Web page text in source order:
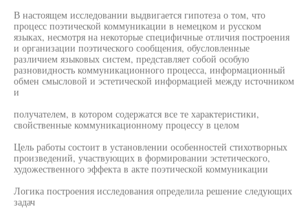
В настоящем исследовании выдвигается гипотеза о том, что
процесс поэтической коммуникации в немецком и русском
языках, несмотря на некоторые специфичные отличия построения
и организации поэтического сообщения, обусловленные
различием языковых систем, представляет собой особую
разновидность коммуникационного процесса, информационный
обмен смысловой и эстетической информацией между источником
и
получателем, в котором содержатся все те характеристики,
свойственные коммуникационному процессу в целом
Цель работы состоит в установлении особенностей стихотворных
произведений, участвующих в формировании эстетического,
художественного эффекта в акте поэтической коммуникации
Логика построения исследования определила решение следующих
задач